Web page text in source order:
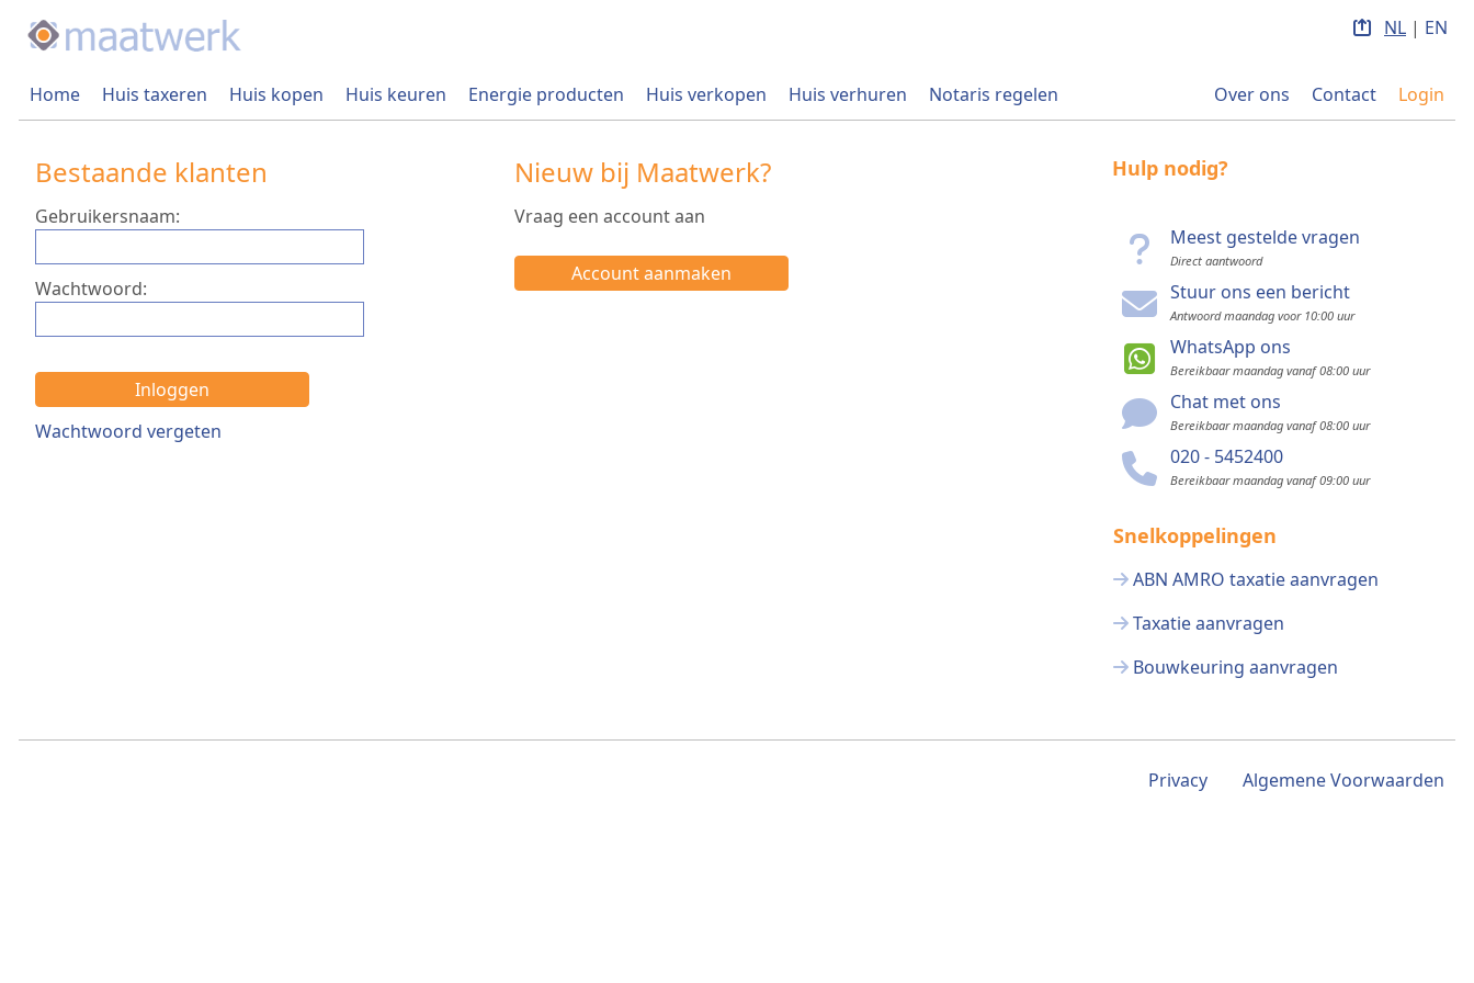
NL | EN
Home Huis taxeren Huis kopen Huis keuren Energie producten Huis verkopen Huis verhuren Notaris regelen Login
Contact
Over ons
Bestaande klanten
Gebruikersnaam:
Wachtwoord:
Inloggen
Wachtwoord vergeten
Nieuw bij Maatwerk?
Vraag een account aan
Account aanmaken
Hulp nodig?
Meest gestelde vragen
Direct aantwoord
Stuur ons een bericht
Antwoord maandag voor 10:00 uur
WhatsApp ons
Bereikbaar maandag vanaf 08:00 uur
Chat met ons
Bereikbaar maandag vanaf 08:00 uur
020 - 5452400
Bereikbaar maandag vanaf 09:00 uur
Snelkoppelingen
ABN AMRO taxatie aanvragen
Taxatie aanvragen
Bouwkeuring aanvragen
Privacy Algemene Voorwaarden